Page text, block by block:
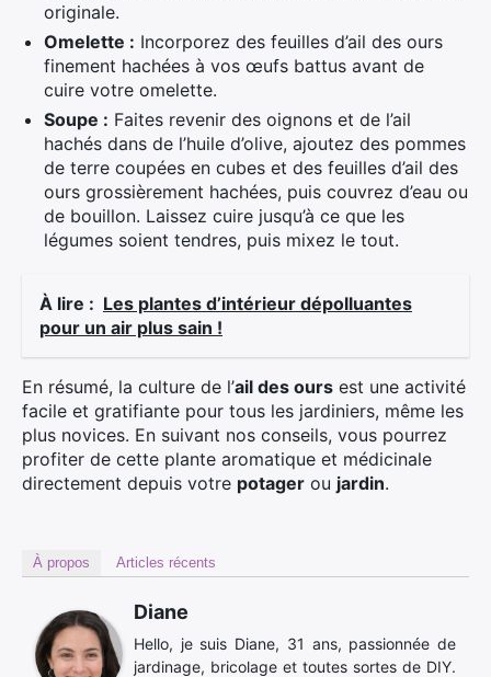
originale.
Omelette : Incorporez des feuilles d’ail des ours
finement hachées à vos œufs battus avant de
cuire votre omelette.
Soupe : Faites revenir des oignons et de l’ail
hachés dans de l’huile d’olive, ajoutez des pommes
de terre coupées en cubes et des feuilles d’ail des
ours grossièrement hachées, puis couvrez d’eau ou
de bouillon. Laissez cuire jusqu’à ce que les
légumes soient tendres, puis mixez le tout.
À lire : Les plantes d’intérieur dépolluantes
pour un air plus sain !
En résumé, la culture de l’ail des ours est une activité
facile et gratifiante pour tous les jardiniers, même les
plus novices. En suivant nos conseils, vous pourrez
profiter de cette plante aromatique et médicinale
directement depuis votre potager ou jardin.
À propos Articles récents
Diane
Hello, je suis Diane, 31 ans, passionnée de
jardinage, bricolage et toutes sortes de DIY.